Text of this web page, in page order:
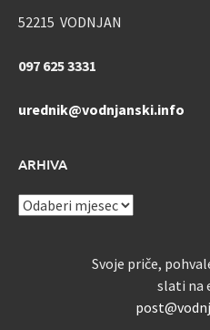
52215 VODNJAN
097 625 3331
urednik@vodnjanski.info
ARHIVA
ARHIVA
Svoje priče,
slati na